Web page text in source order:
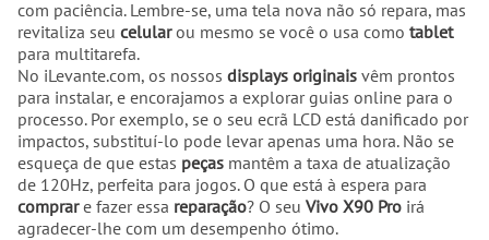
com paciência. Lembre-se, uma tela nova não só repara, mas
revitaliza seu celularou mesmo se você o usa como tablet
para multitarefa.
No iLevante.com, os nossos displays originais vêm prontos
para instalar, e encorajamos a explorar guias online para o
processo. Por exemplo, se o seu ecrã LCD está danificado por
impactos, substituí-lo pode levar apenas uma hora. Não se
esqueça de que estas peças mantêm a taxa de atualização
de 120Hz, perfeita para jogos. O que está à espera para
comprare fazer essa reparação? O seu Vivo X90 Pro irá
agradecer-lhe com um desempenho ótimo.